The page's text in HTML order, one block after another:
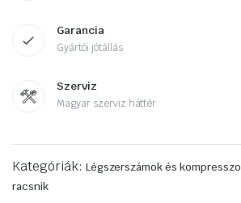
Garancia
Gyártói jótállás
Szerviz
Magyar szerviz háttér
Kategóriák: Légszerszámok és
racsnik